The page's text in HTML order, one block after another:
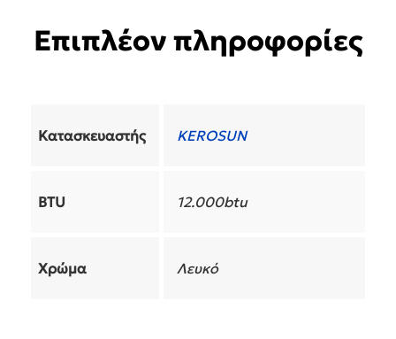
Επιπλέον πληροφορίες
Κατασκευαστής KEROSUN
BTU 12.000btu
Χρώμα Λευκό